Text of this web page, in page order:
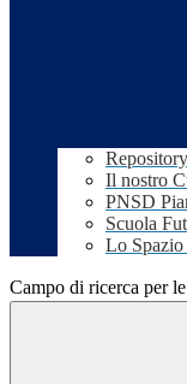
Il nostro
PNSD
Scuola
Lo
Campo di ricerca per